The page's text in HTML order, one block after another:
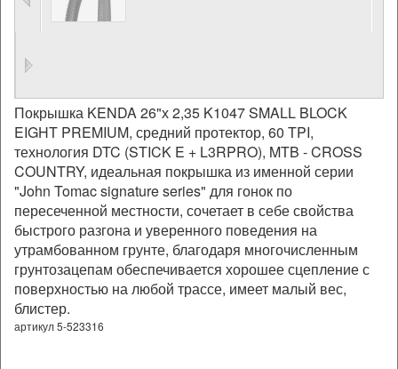
Покрышка KENDA 26"х 2,35 K1047 SMALL BLOCK
EIGHT PREMIUM, средний протектор, 60 TPI,
технология DTC (STICK E + L3RPRO), MTB - CROSS
COUNTRY, идеальная покрышка из именной серии
"John Tomac signature series" для гонок по
пересеченной местности, сочетает в себе свойства
быстрого разгона и уверенного поведения на
утрамбованном грунте, благодаря многочисленным
грунтозацепам обеспечивается хорошее сцепление с
поверхностью на любой трассе, имеет малый вес,
блистер.
артикул 5-523316